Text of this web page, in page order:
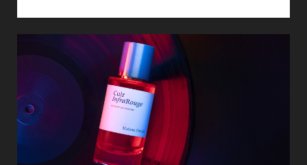
EXTRAIT
EXTRÈME